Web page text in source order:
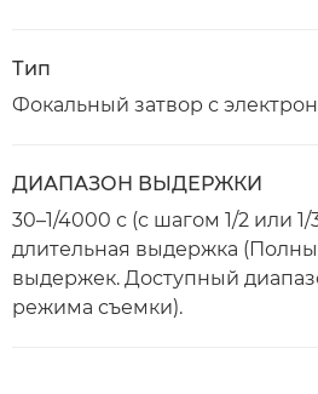
Тип
Фокальный затвор с
ДИАПАЗОН ВЫДЕРЖКИ
30–1/4000 с (с шагом 1/2 или 1/
длительная выдержка
выдержек. Доступный
режима съемки).